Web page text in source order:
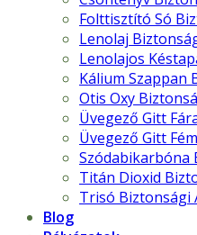
Folttisztító Só
Lenolaj
Lenolajos
Kálium Szappan
Otis Oxy
Üvegező Gitt
Üvegező Gitt
Szódabikarbóna
Titán Dioxid
Trisó Biztonsági
Blog